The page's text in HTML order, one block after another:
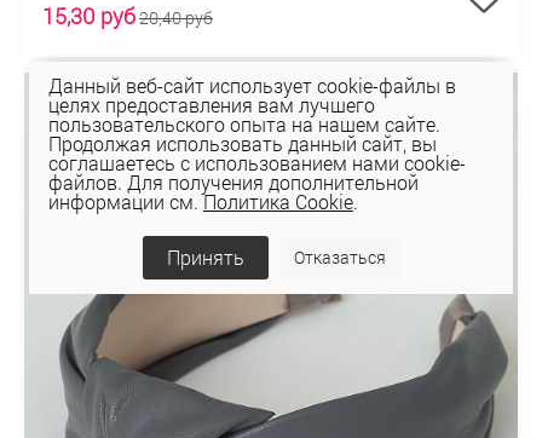
15,30 руб20,40 руб
СКИДКА 25%
Данный веб-сайт использует cookie-файлы в
целях предоставления вам лучшего
пользовательского опыта на нашем сайте.
Продолжая использовать данный сайт, вы
соглашаетесь с использованием нами cookie-
файлов. Для получения дополнительной
информации см.Политика Cookie.
Принять Отказаться